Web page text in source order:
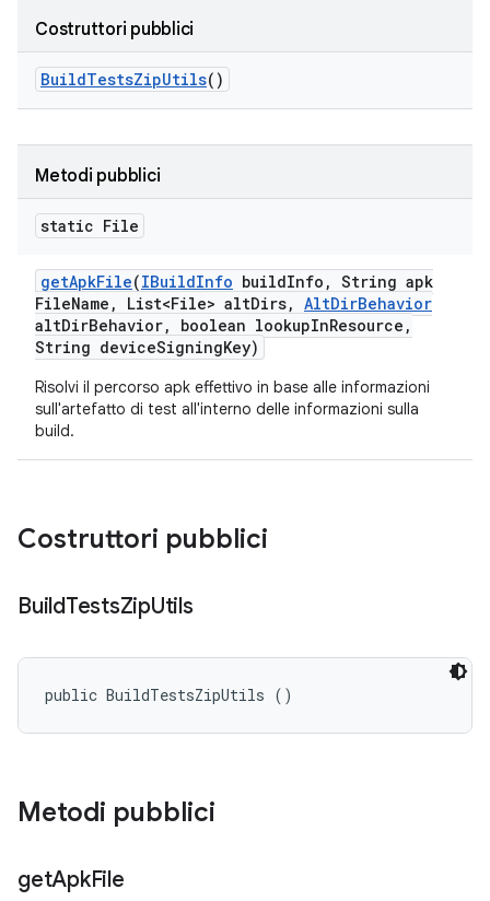
Costruttori pubblici
BuildTestsZipUtils()
Metodi pubblici
static File
getApkFile(IBuildInfo buildInfo , String apk
FileName , List<File> altDirs, AltDirBehavior
altDirBehavior, boolean lookupInResource ,
String deviceSigningKey)
Risolvi il percorso apk effettivo in base alle informazioni
sull'artefatto di test all'interno delle informazioni sulla
build.
Costruttori pubblici
BuildTestsZipUtils
public BuildTestsZipUtils ()
Metodi pubblici
getApkFile